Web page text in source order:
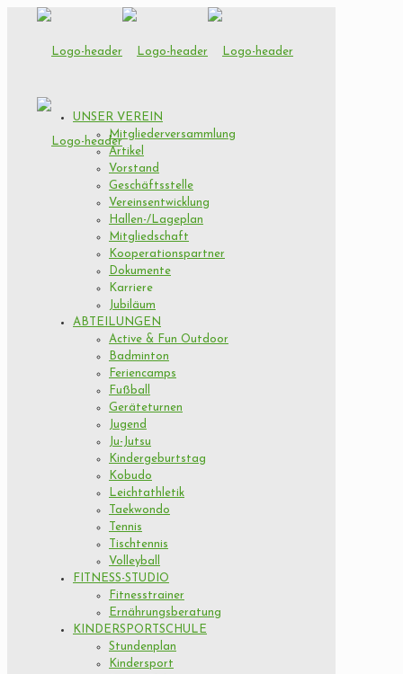
UNSER VEREIN
Mitgliederversammlung
Artikel
Vorstand
Geschäftsstelle
Vereinsentwicklung
Hallen-/Lageplan
Mitgliedschaft
Kooperationspartner
Dokumente
Karriere
Jubiläum
ABTEILUNGEN
Active & Fun Outdoor
Badminton
Feriencamps
Fußball
Geräteturnen
Jugend
Ju-Jutsu
Kindergeburtstag
Kobudo
Leichtathletik
Taekwondo
Tennis
Tischtennis
Volleyball
FITNESS-STUDIO
Fitnesstrainer
Ernährungsberatung
KINDERSPORTSCHULE
Stundenplan
Kindersport